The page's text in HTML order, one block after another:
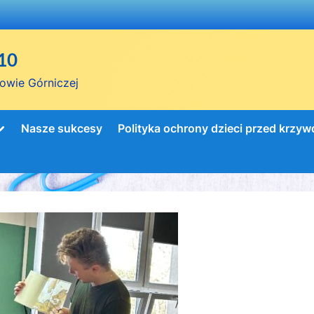
Górniczej
Nasze sukcesy Polityka ochrony dzieci przed